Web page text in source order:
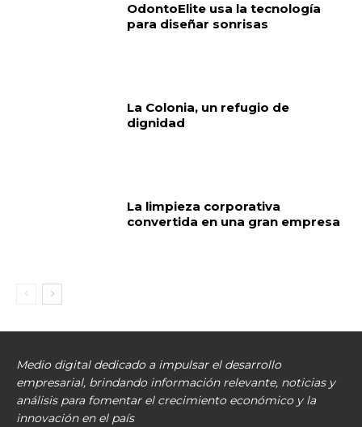
OdontoElite usa la tecnología
para diseñar sonrisas
La Colonia, un refugio de
dignidad
La limpieza corporativa
convertida en una gran empresa
Medio digital dedicado a impulsar el desarrollo
empresarial, brindando información relevante, noticias y
análisis para fomentar el crecimiento económico y la
innovación en el país